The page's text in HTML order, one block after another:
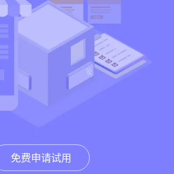
免费申请试用
免费申请试用
免费申请试用
免费申请试用